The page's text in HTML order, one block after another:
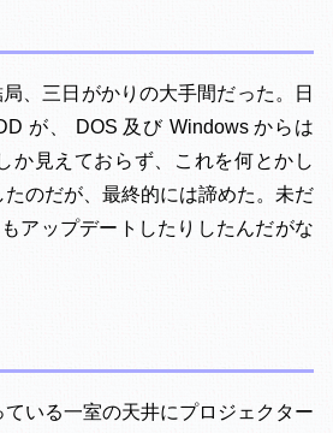
、三日がかりの大手間だった。日
が、 DOS 及び Windows からは
か見えておらず、これを何とかし
のだが、最終的には諦めた。未だ
アップデートしたりしたんだがな
いる一室の天井にプロジェクター